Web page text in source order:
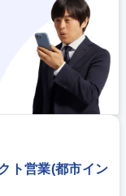
】メンテナンス業務が
に指導いたします。高
の奨励制度があり、キ
25時間/月。繁忙期は6
ト営業(都市イン